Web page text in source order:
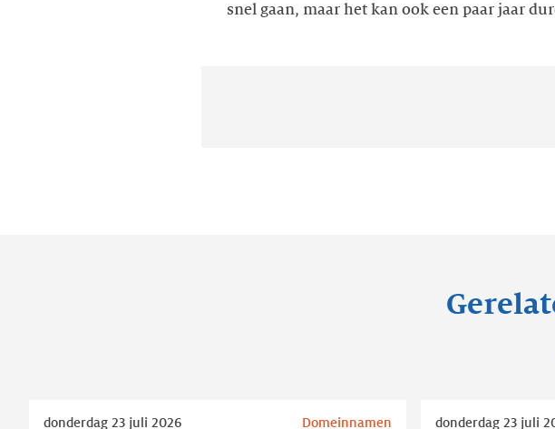
snel gaan, maar het kan ook een paar jaar
donderdag 23 juli 2026 Domeinnamen donderdag 23 juli